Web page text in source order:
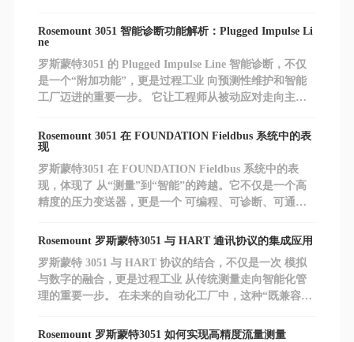
制目标与诊断功能，动态优化阻尼参数，让 3051 发挥出
最佳性能。
Rosemount 3051 智能诊断功能解析：Plugged Impulse Li
ne
罗斯蒙特3051 的 Plugged Impulse Line 智能诊断，不仅
是一个“附加功能”，更是过程工业 向预测性维护和智能
工厂迈进的重要一步。 它让工程师从被动应对走向主动
Rosemount 3051 在 FOUNDATION Fieldbus 系统中的表
现
罗斯蒙特3051 在 FOUNDATION Fieldbus 系统中的表
现，体现了 从“测量”到“智能”的跨越。它不仅是一个高
精度的压力变送器，更是一个 可编程、可诊断、可通信
能力意味着更高的可靠性、更低的运维成本，以及更强的
Rosemount 罗斯蒙特3051 与 HART 通讯协议的集成应用
罗斯蒙特 3051 与 HART 协议的结合，不仅是一次 模拟
与数字的融合，更是过程工业 从传统测量走向智能化管
理的重要一步。 在未来的自动化工厂中，这种“既兼容又
Rosemount 罗斯蒙特3051 如何实现高精度流量测量